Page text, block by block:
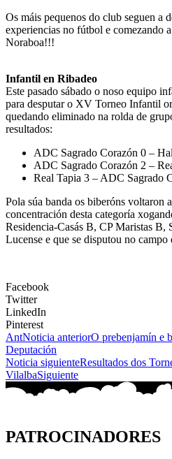
Os máis pequenos do club seguen a
experiencias no fútbol e comezando
Noraboa!!!
Infantil en Ribadeo
Este pasado sábado o noso equipo
para desputar o XV Torneo Infantil
quedando eliminado na rolda de
resultados:
ADC Sagrado Corazón 0 –
ADC Sagrado Corazón 2 –
Real Tapia 3 – ADC Sagrado
Pola súa banda os biberóns voltaron
concentración desta categoría
Residencia-Casás B, CP Maristas
Lucense e que se disputou no campo
Facebook
Twitter
LinkedIn
Pinterest
AntNoticia anteriorO prebenjamín e
Deputación
Noticia siguienteResultados dos
VilalbaSiguiente
PATROCINADORES